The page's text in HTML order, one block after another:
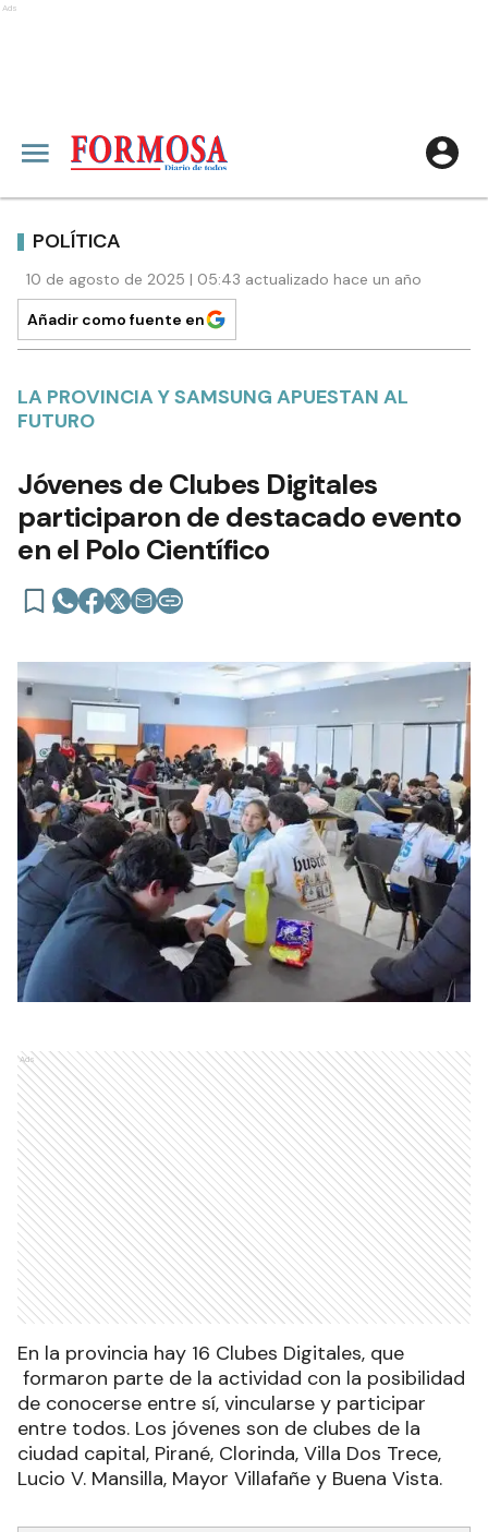
Ads
POLÍTICA
10 de agosto de 2025 | 05:43 actualizado hace un año
Añadir como fuente en
LA PROVINCIA Y SAMSUNG APUESTAN AL
FUTURO
Jóvenes de Clubes Digitales
participaron de destacado evento
en el Polo Científico
Ads
En la provincia hay 16 Clubes Digitales, que
formaron parte de la actividad con la posibilidad
de conocerse entre sí, vincularse y participar
entre todos. Los jóvenes son de clubes de la
ciudad capital, Pirané, Clorinda, Villa Dos Trece,
Lucio V. Mansilla, Mayor Villafañe y Buena Vista.